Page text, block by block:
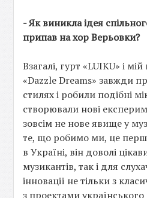
- Як виникла ідея
припав на хор Верьовки?
Взагалі, гурт «LUIKU» і
«Dazzle Dreams» завжди
стилях і робили подібні
створювали нові
зовсім не нове явище у
те, що робимо ми, це
в Україні, він доволі
музикантів, так і для
інновації не тільки з
з проектами